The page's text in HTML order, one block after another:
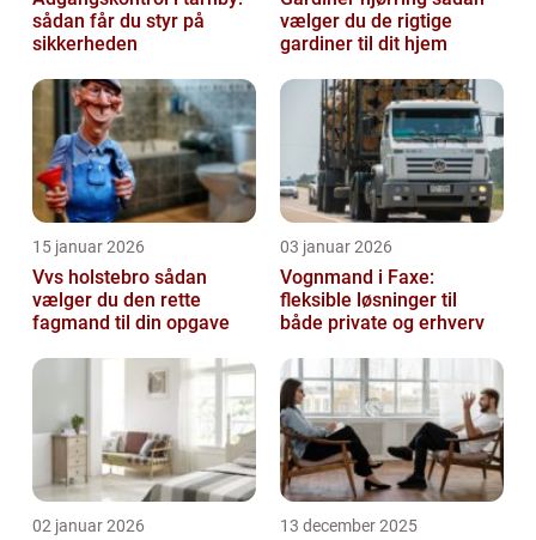
sådan får du styr på
sikkerheden
vælger du de rigtige
gardiner til dit hjem
15 januar 2026
Vvs holstebro sådan
vælger du den rette
fagmand til din opgave
03 januar 2026
Vognmand i Faxe:
fleksible løsninger til
både private og erhverv
02 januar 2026 13 december 2025